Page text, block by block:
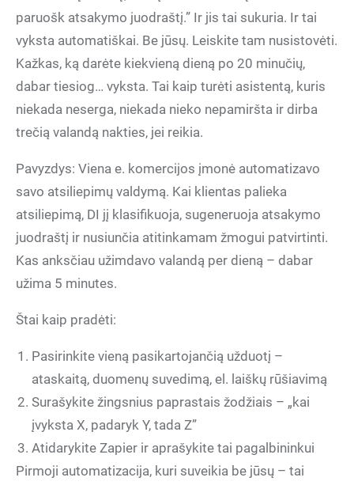
paruošk atsakymo juodraštį.” Ir jis tai sukuria. Ir tai
vyksta automatiškai. Be jūsų. Leiskite tam nusistovėti.
Kažkas, ką darėte kiekvieną dieną po 20 minučių,
dabar tiesiog… vyksta. Tai kaip turėti asistentą, kuris
niekada neserga, niekada nieko nepamiršta ir dirba
trečią valandą nakties, jei reikia.
Pavyzdys: Viena e. komercijos įmonė automatizavo
savo atsiliepimų valdymą. Kai klientas palieka
atsiliepimą, DI jį klasifikuoja, sugeneruoja atsakymo
juodraštį ir nusiunčia atitinkamam žmogui patvirtinti.
Kas anksčiau užimdavo valandą per dieną – dabar
užima 5 minutes.
Štai kaip pradėti:
Pasirinkite vieną pasikartojančią užduotį –
ataskaitą, duomenų suvedimą, el. laiškų rūšiavimą
Surašykite žingsnius paprastais žodžiais – „kai
įvyksta X, padaryk Y, tada Z”
Atidarykite Zapier ir aprašykite tai pagalbininkui
Pirmoji automatizacija, kuri suveikia be jūsų – tai